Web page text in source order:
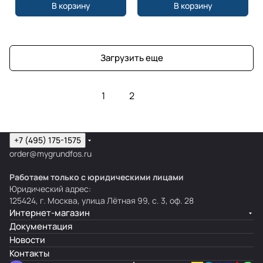
В корзину В корзину
Загрузить еще
1 2
+7 (495) 175-1575
order@mygrundfos.ru
Работаем только с юридическими лицами
Юридический адрес:
125424, г. Москва, улица Лётная 99, с. 3, оф. 28
Интернет-магазин
Документация
Новости
Контакты